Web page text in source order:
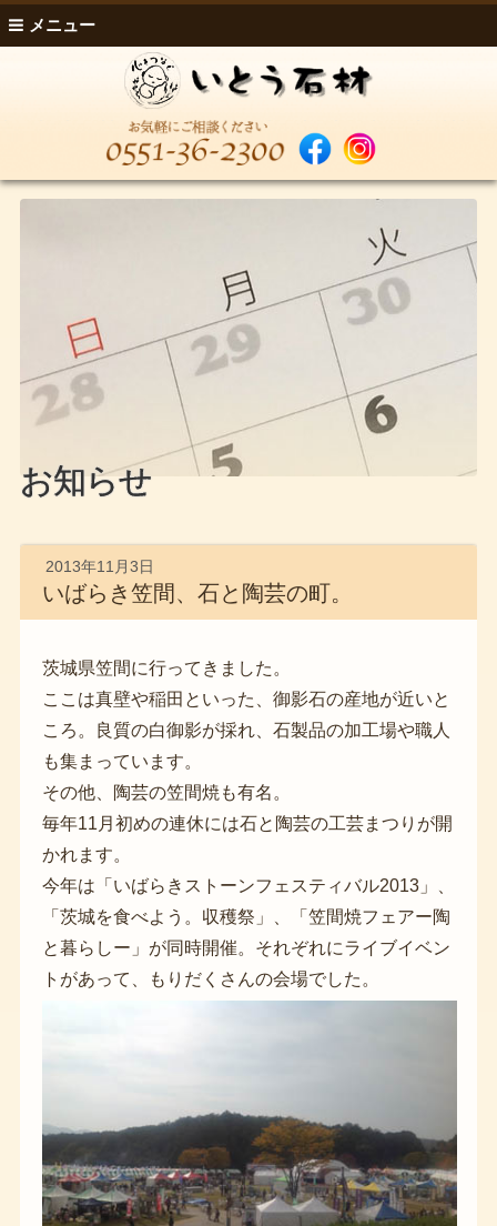
メニュー
お知らせ
2013年11月3日
いばらき笠間、石と陶芸の町。
茨城県笠間に行ってきました。
ここは真壁や稲田といった、御影石の産地が近いと
ころ。良質の白御影が採れ、石製品の加工場や職人
も集まっています。
その他、陶芸の笠間焼も有名。
毎年11月初めの連休には石と陶芸の工芸まつりが開
かれます。
今年は「いばらきストーンフェスティバル2013」、
「茨城を食べよう。収穫祭」、「笠間焼フェアー陶
と暮らしー」が同時開催。それぞれにライブイベン
トがあって、もりだくさんの会場でした。